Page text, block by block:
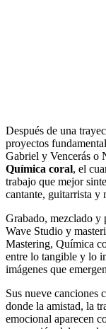
Después de una
proyectos
Gabriel y Vencerás o
Química coral, el
trabajo que mejor
cantante, guitarrista y
Grabado, mezclado y
Wave Studio y
Mastering, Química
entre lo tangible y lo
imágenes que
Sus nueve canciones
donde la amistad, la
emocional aparecen